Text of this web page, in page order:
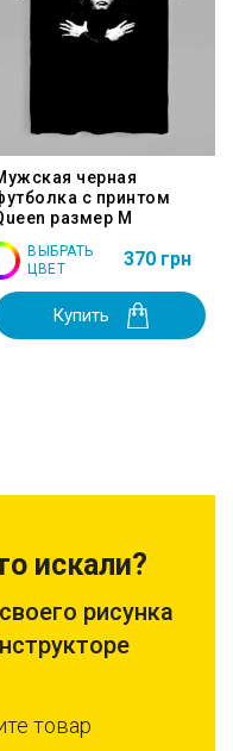
черная
с принтом
размер M
ВЫБРАТЬ
ЦВЕТ
370 грн
Купить
искали?
рисунка
товар